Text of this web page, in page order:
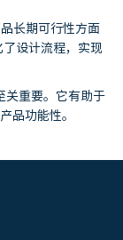
长期可行性方面
设计流程，实现
关重要。它有助于
品功能性。